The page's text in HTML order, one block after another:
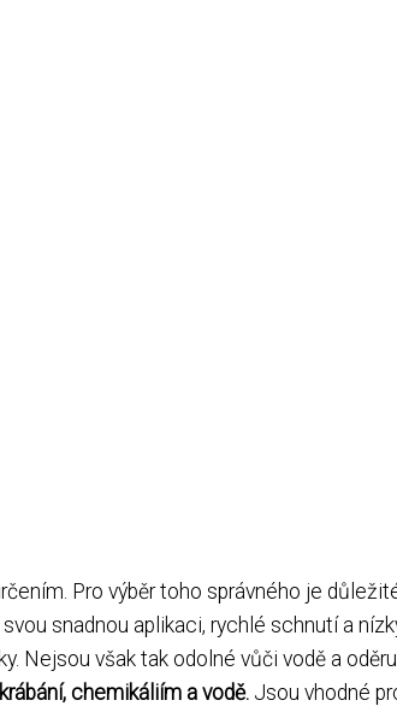
Pro výběr toho správného je
snadnou aplikaci, rychlé schnutí a
Nejsou však tak odolné vůči vodě a
chemikáliím a vodě. Jsou vhodné